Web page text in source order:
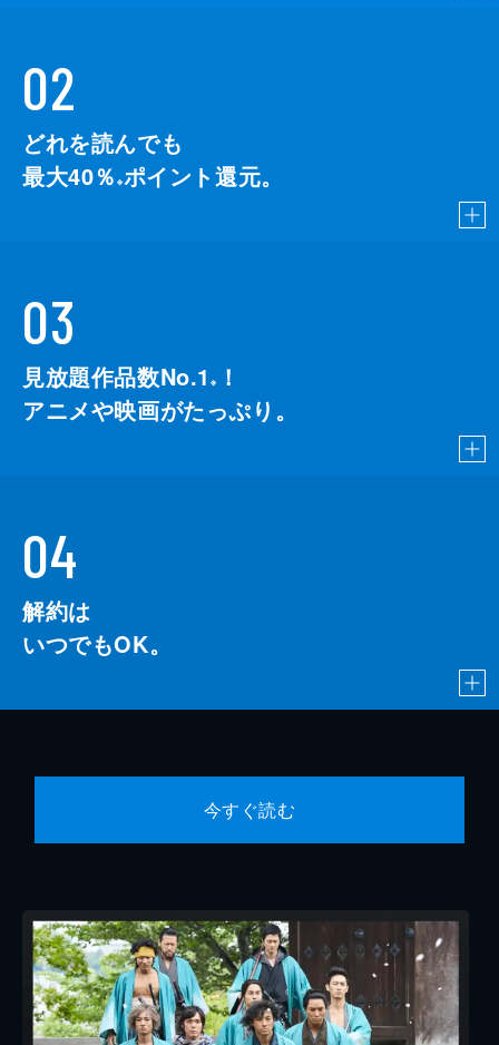
02
どれを読んでも
最大40％ ※ポイント還元。
03
見放題作品数No.1 ※
！
アニメや映画がたっぷり。
04
解約は
いつでもOK。
今すぐ読む